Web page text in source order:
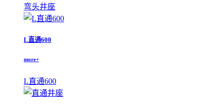
弯头井座
L直通600
more+
L直通600